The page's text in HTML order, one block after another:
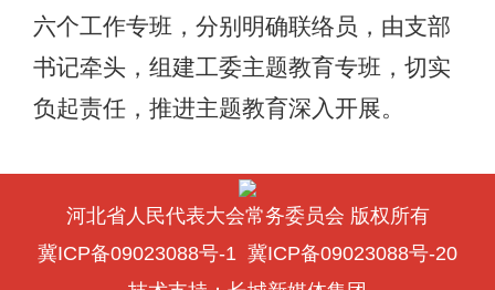
六个工作专班，分别明确联络员，由支部
书记牵头，组建工委主题教育专班，切实
负起责任，推进主题教育深入开展。
河北省人民代表大会常务委员会 版权所有
冀ICP备09023088号-1 冀ICP备09023088号-20